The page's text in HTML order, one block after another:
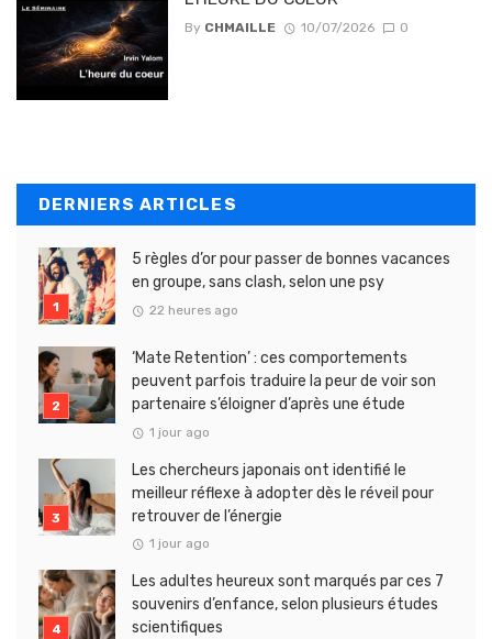
By CHMAILLE 10/07/2026 0
DERNIERS ARTICLES
5 règles d’or pour passer de bonnes vacances
en groupe, sans clash, selon une psy
22 heures ago
‘Mate Retention’ : ces comportements
peuvent parfois traduire la peur de voir son
partenaire s’éloigner d’après une étude
1 jour ago
Les chercheurs japonais ont identifié le
meilleur réflexe à adopter dès le réveil pour
retrouver de l’énergie
1 jour ago
Les adultes heureux sont marqués par ces 7
souvenirs d’enfance, selon plusieurs études
scientifiques